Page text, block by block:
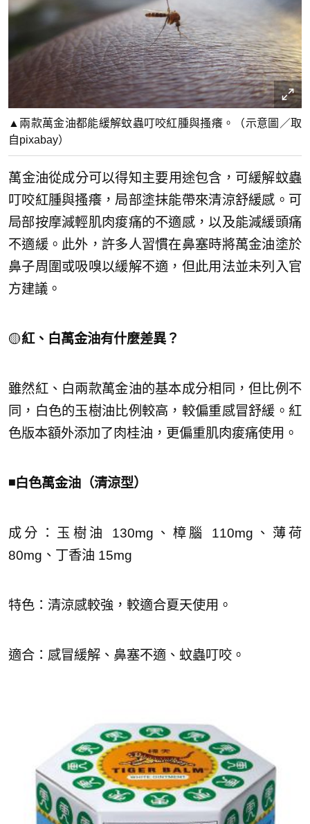
▲兩款萬金油都能緩解蚊蟲叮咬紅腫與搔癢。（示意圖／取
自pixabay）
​萬金油從成分可以得知主要用途包含，可緩解蚊蟲
叮咬紅腫與搔癢，局部塗抹能帶來清涼舒緩感。可
局部按摩減輕肌肉痠痛的不適感，以及能減緩頭痛
不適緩。此外，許多人習慣在鼻塞時將萬金油塗於
鼻子周圍或吸嗅以緩解不適，但此用法並未列入官
方建議。​
🟡​紅、白萬金油有什麼差異？
雖然紅、白兩款萬金油的基本成分相同，但比例不
同，白色的玉樹油比例較高，較偏重感冒舒緩。紅
色版本額外添加了肉桂油，更偏重肌肉痠痛使用。
◾白色萬金油（清涼型）
成分：玉樹油 130mg、樟腦 110mg、薄荷
80mg、丁香油 15mg
特色：清涼感較強，較適合夏天使用。
適合：感冒緩解、鼻塞不適、蚊蟲叮咬。